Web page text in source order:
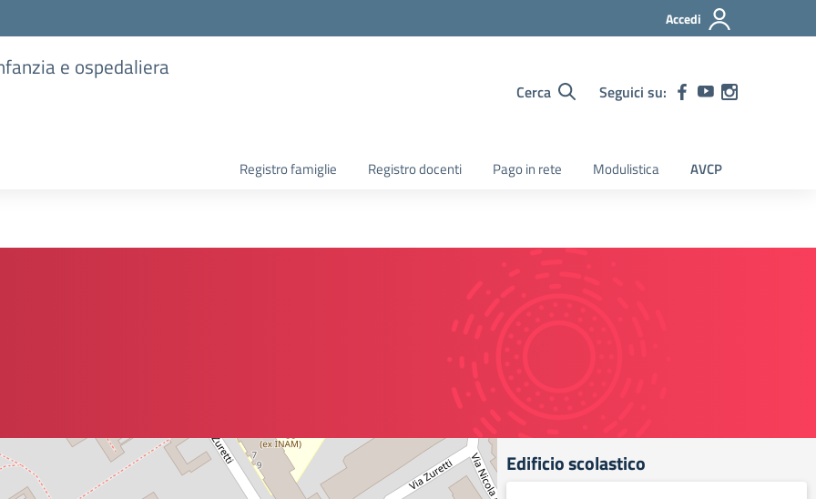
Accedi
e ospedaliera
Cerca Seguici su:
Registro famiglie Registro docenti Pago in rete Modulistica AVCP
Edificio scolastico